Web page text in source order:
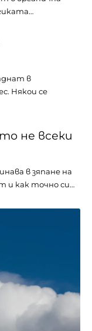
в
Някои се
не всеки
в зяпане на
и как точно си…